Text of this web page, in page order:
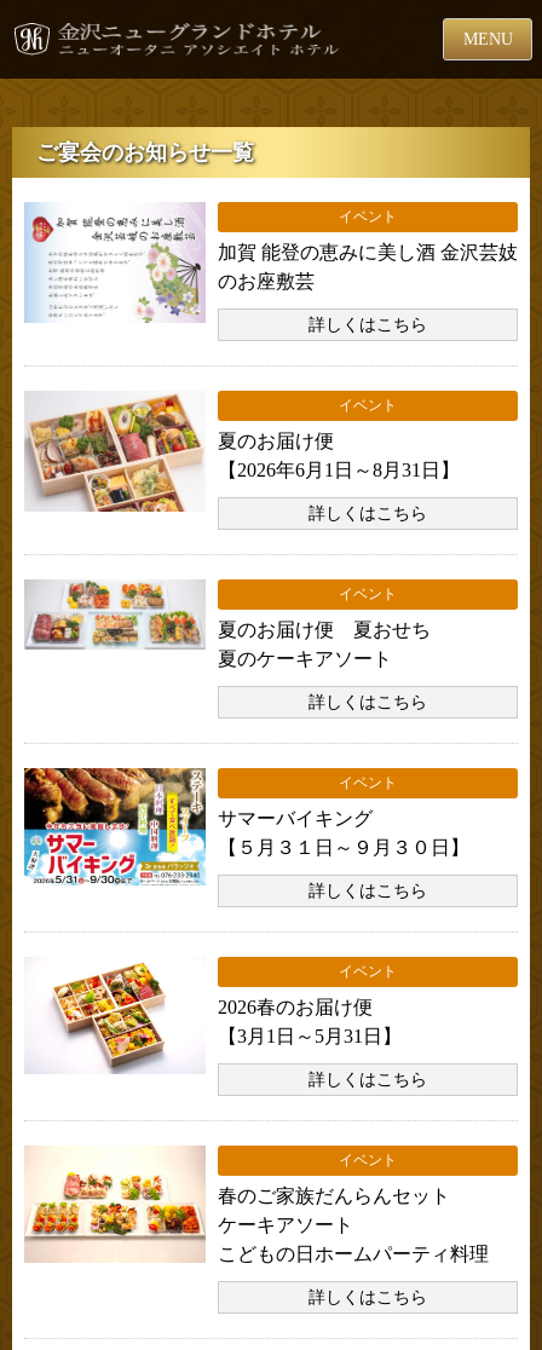
MENU
ご宴会のお知らせ一覧
イベント
加賀 能登の恵みに美し酒 金沢芸妓
のお座敷芸
詳しくはこちら
イベント
夏のお届け便
【2026年6月1日～8月31日】
詳しくはこちら
イベント
夏のお届け便 夏おせち
夏のケーキアソート
詳しくはこちら
イベント
サマーバイキング
【５月３１日～９月３０日】
詳しくはこちら
イベント
2026春のお届け便
【3月1日～5月31日】
詳しくはこちら
イベント
春のご家族だんらんセット
ケーキアソート
こどもの日ホームパーティ料理
詳しくはこちら